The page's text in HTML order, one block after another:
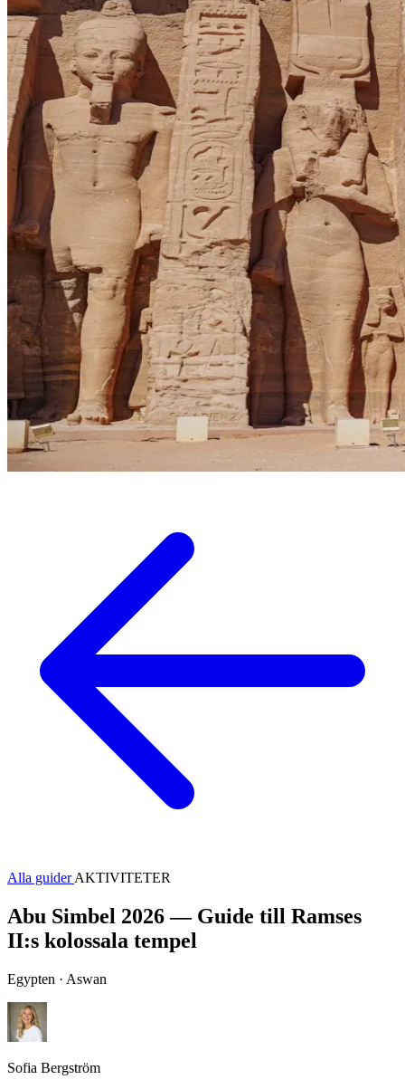
Alla guiderAKTIVITETER
Abu Simbel 2026 — Guide till Ramses
II:s kolossala tempel
Egypten · Aswan
Sofia Bergström